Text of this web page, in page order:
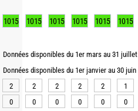
1015 1015 1015 1015 1015 1015
Données disponibles du 1er mars au 31 juillet
Données disponibles du 1er janvier au 30 juin
2
2 2 2 2 1
0
0 0 0 0 0